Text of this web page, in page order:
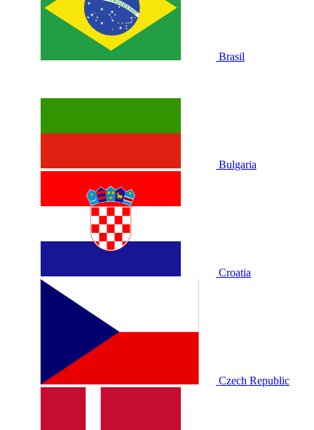
Brasil
Bulgaria
Croatia
Czech Republic